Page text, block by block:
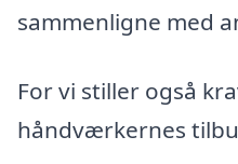
sammenligne med
For vi stiller også
håndværkernes